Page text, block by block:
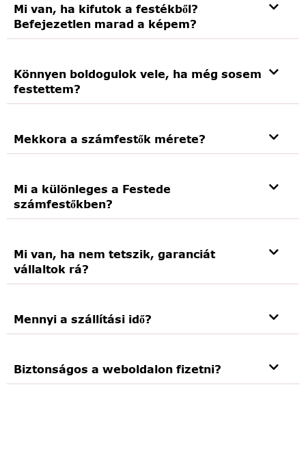
Mi van, ha kifutok a festékből?
Befejezetlen marad a képem?
Könnyen boldogulok vele, ha még sosem
festettem?
Mekkora a számfestők mérete?
Mi a különleges a Festede
számfestőkben?
Mi van, ha nem tetszik, garanciát
vállaltok rá?
Mennyi a szállítási idő?
Biztonságos a weboldalon fizetni?